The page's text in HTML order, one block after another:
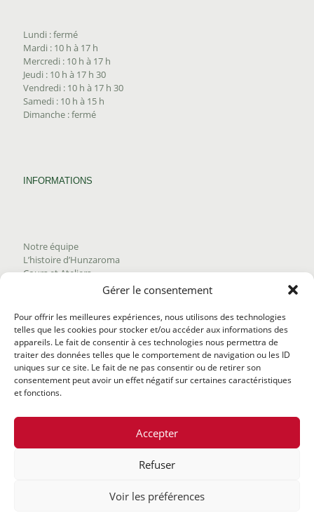
Gérer le consentement
Pour offrir les meilleures expériences, nous utilisons des technologies
telles que les cookies pour stocker et/ou accéder aux informations des
appareils. Le fait de consentir à ces technologies nous permettra de
traiter des données telles que le comportement de navigation ou les ID
uniques sur ce site. Le fait de ne pas consentir ou de retirer son
consentement peut avoir un effet négatif sur certaines caractéristiques
et fonctions.
Accepter
Refuser
Voir les préférences
Lundi : fermé
Mardi : 10 h à 17 h
Mercredi : 10 h à 17 h
Jeudi : 10 h à 17 h 30
Vendredi : 10 h à 17 h 30
Samedi : 10 h à 15 h
Dimanche : fermé
INFORMATIONS
Notre équipe
L’histoire d’Hunzaroma
Cours et Ateliers
Trouver nos produits
Politique de frais d'envoi
Termes et conditions
Politique de remboursement
web